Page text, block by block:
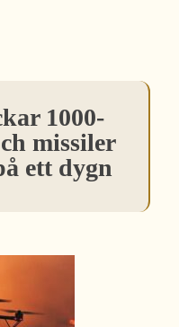
1000-
missiler
ett dygn